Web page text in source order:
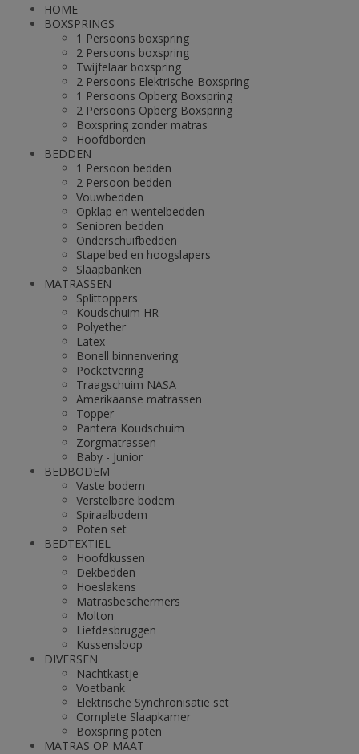
HOME
BOXSPRINGS
1 Persoons boxspring
2 Persoons boxspring
Twijfelaar boxspring
2 Persoons Elektrische Boxspring
1 Persoons Opberg Boxspring
2 Persoons Opberg Boxspring
Boxspring zonder matras
Hoofdborden
BEDDEN
1 Persoon bedden
2 Persoon bedden
Vouwbedden
Opklap en wentelbedden
Senioren bedden
Onderschuifbedden
Stapelbed en hoogslapers
Slaapbanken
MATRASSEN
Splittoppers
Koudschuim HR
Polyether
Latex
Bonell binnenvering
Pocketvering
Traagschuim NASA
Amerikaanse matrassen
Topper
Pantera Koudschuim
Zorgmatrassen
Baby - Junior
BEDBODEM
Vaste bodem
Verstelbare bodem
Spiraalbodem
Poten set
BEDTEXTIEL
Hoofdkussen
Dekbedden
Hoeslakens
Matrasbeschermers
Molton
Liefdesbruggen
Kussensloop
DIVERSEN
Nachtkastje
Voetbank
Elektrische Synchronisatie set
Complete Slaapkamer
Boxspring poten
MATRAS OP MAAT